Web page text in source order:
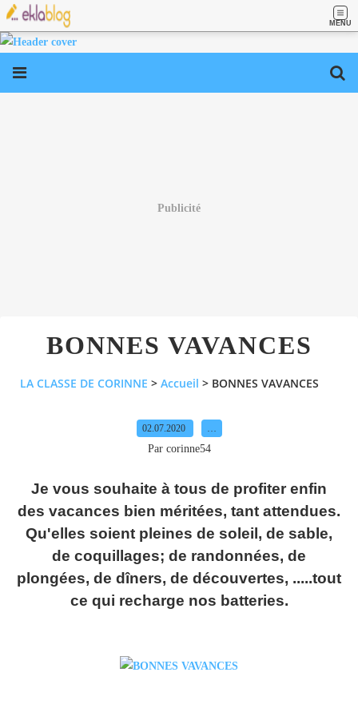
MENU
Publicité
BONNES VAVANCES
LA CLASSE DE CORINNE > Accueil > BONNES VAVANCES
02.07.2020
Par corinne54
Je vous souhaite à tous de profiter enfin
des vacances bien méritées, tant attendues.
Qu'elles soient pleines de soleil, de sable,
de coquillages; de randonnées, de
plongées, de dîners, de découvertes, .....tout
ce qui recharge nos batteries.